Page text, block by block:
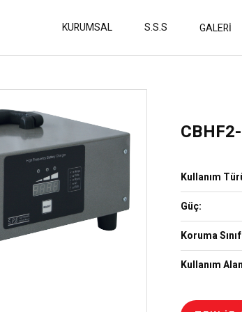
KURUMSAL S.S.S GALERİ
Kullanım
Güç:
Koruma
Kullanım